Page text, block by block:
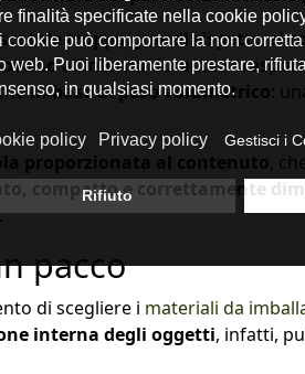
scatole troppo grandi rispetto al
all’interno durante il
in base al peso volumetrico:
proporzionata al contenuto,
compatto e correttamente
pacco
di scegliere i materiali da
interna degli oggetti, infatti,